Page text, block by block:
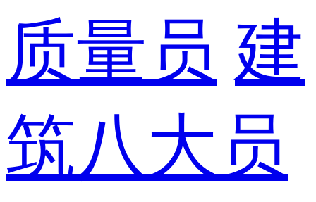
质量员 建
筑八大员